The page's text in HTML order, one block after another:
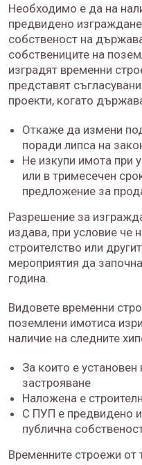
Необходимо е да на
предвидено
собственост на
собствениците на
изградят временни
представят
проекти, когато
Откаже да измени
поради липса на
Не изкупи имота при
или в тримесечен
предложение за
Разрешение за
издава, при условие че
строителство или
мероприятия да
година.
Видовете временни
поземлени имотиса
наличие на следните
За които е установен
застрояване
Наложена е
С ПУП е предвидено
публична
Временните строежи от